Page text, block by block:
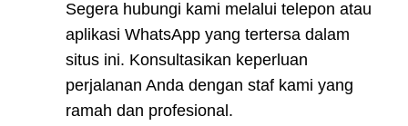
Segera hubungi kami melalui telepon atau
aplikasi WhatsApp yang tertersa dalam
situs ini. Konsultasikan keperluan
perjalanan Anda dengan staf kami yang
ramah dan profesional.